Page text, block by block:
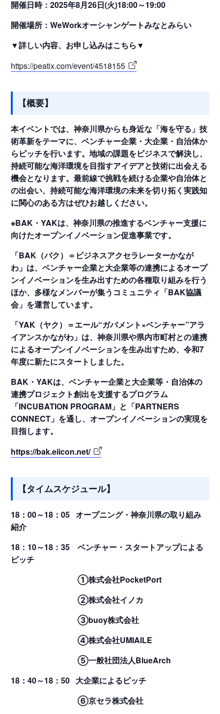
開催日時：2025年8月26日(火)18:00～19:00
開催場所：WeWorkオーシャンゲートみなとみらい
▼詳しい内容、お申し込みはこちら▼
https://peatix.com/event/4518155
【概要】
本イベントでは、神奈川県からも身近な「海を守る」技
術革新をテーマに、ベンチャー企業・大企業・自治体か
らピッチを行います。地域の課題をビジネスで解決し、
持続可能な海洋環境を目指すアイデアと技術に出会える
機会となります。最前線で挑戦を続ける企業や自治体と
の出会い、持続可能な海洋環境の未来を切り拓く実践知
に関心のある方はぜひお越しください。
※BAK・YAKは、神奈川県の推進するベンチャー支援に
向けたオープンイノベーション促進事業です。
「BAK（バク）＝ビジネスアクセラレーターかなが
わ」は、ベンチャー企業と大企業等の連携によるオープ
ンイノベーションを生み出すための各種取り組みを行う
ほか、多様なメンバーが集うコミュニティ「BAK協議
会」を運営しています。
「YAK（ヤク）＝エール“ガバメント×ベンチャー”アラ
イアンスかながわ」は、神奈川県や県内市町村との連携
によるオープンイノベーションを生み出すため、令和7
年度に新たにスタートしました。
BAK・YAKは、ベンチャー企業と大企業等・自治体の
連携プロジェクト創出を支援するプログラム
「INCUBATION PROGRAM」と「PARTNERS
CONNECT」を通し、オープンイノベーションの実現を
目指します。
https://bak.eiicon.net/
【タイムスケジュール】
18：00～18：05 オープニング・神奈川県の取り組み
紹介
18：10～18：35 ベンチャー・スタートアップによる
ピッチ
①株式会社PocketPort
②株式会社イノカ
③buoy株式会社
④株式会社UMIAILE
⑤一般社団法人BlueArch
18：40～18：50 大企業によるピッチ
⑥京セラ株式会社